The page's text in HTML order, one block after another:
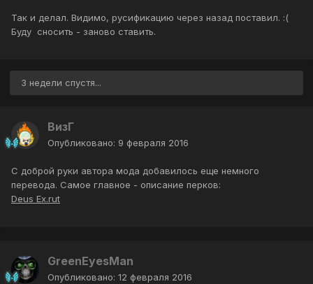
Так и делал. Видимо, русификацию через назад поставил. :(
Буду сносить - заново ставить.
3 недели спустя...
ВизГ
Опубликовано: 9 февраля 2016
С доброй руки автора мода добавилось еще немного
перевода. Самое главное - описание перков:
Deus Ex.rut
GreenEyesMan
Опубликовано: 12 февраля 2016